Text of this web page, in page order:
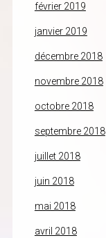
février 2019
janvier 2019
décembre 2018
novembre 2018
octobre 2018
septembre 2018
juillet 2018
juin 2018
mai 2018
avril 2018